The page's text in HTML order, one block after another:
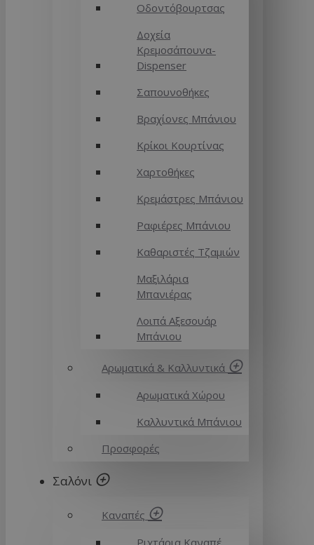
Οδοντόβουρτσας
Δοχεία
Κρεμοσάπουνα-
Dispenser
Σαπουνοθήκες
Βραχίονες Μπάνιου
Κρίκοι Κουρτίνας
Χαρτοθήκες
Κρεμάστρες Μπάνιου
Ραφιέρες Μπάνιου
Καθαριστές Τζαμιών
Μαξιλάρια
Μπανιέρας
Λοιπά Αξεσουάρ
Μπάνιου
Αρωματικά & Καλλυντικά
Αρωματικά Χώρου
Καλλυντικά Μπάνιου
Προσφορές
Σαλόνι
Καναπές
Ριχτάρια Καναπέ